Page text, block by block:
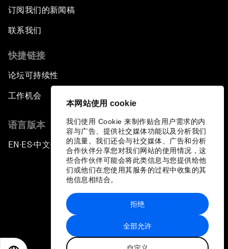
本网站使用 cookie
我们使用 Cookie 来制作贴合用户需求的内
容与广告、提供社交媒体功能以及分析我们
的流量。我们还会与社交媒体、广告和分析
合作伙伴分享您对我们网站的使用情况，这
些合作伙伴可能会将此类信息与您提供给他
们或他们在您使用其服务的过程中收集的其
他信息相结合。
全部允许
拒绝
订阅我们的新闻稿
联系我们
快捷链接
论坛可持续性
工作机会
语言版本
EN ▪ES▪中文▪ 日本語
站点地图